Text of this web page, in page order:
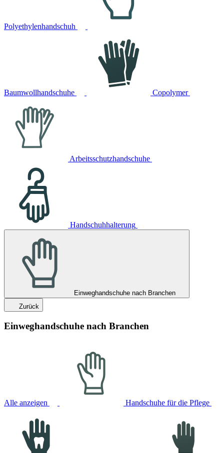
Polyethylenhandschuh
Baumwollhandschuhe Copolymer
Arbeitsschutzhandschuhe
Handschuhhalterung
Einweghandschuhe nach Branchen
Zurück
Einweghandschuhe nach Branchen
Alle anzeigen Handschuhe für die Pflege